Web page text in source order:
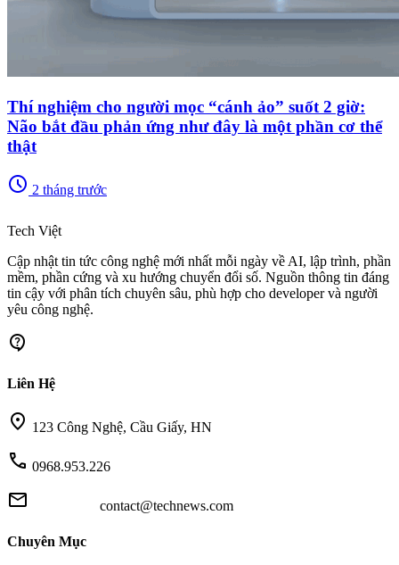
Thí nghiệm cho người mọc “cánh ảo” suốt 2 giờ:
Não bắt đầu phản ứng như đây là một phần cơ thể
thật
schedule 2 tháng trước
Tech Việt
Cập nhật tin tức công nghệ mới nhất mỗi ngày về AI, lập trình, phần
mềm, phần cứng và xu hướng chuyển đổi số. Nguồn thông tin đáng
tin cậy với phân tích chuyên sâu, phù hợp cho developer và người
yêu công nghệ.
contact_support
Liên Hệ
location_on 123 Công Nghệ, Cầu Giấy, HN
call 0968.953.226
mail contact@technews.com
Chuyên Mục